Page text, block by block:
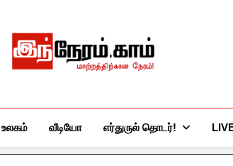
இந்நேரம்.காம்
உலகம் வீடியோ எர்துருல் தொடர்!